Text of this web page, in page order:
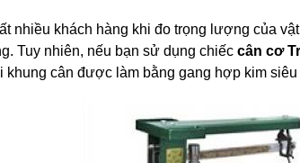
nhiều khách hàng khi đo trọng lượng của
Tuy nhiên, nếu bạn sử dụng chiếc cân cơ
khung cân được làm bằng gang hợp kim